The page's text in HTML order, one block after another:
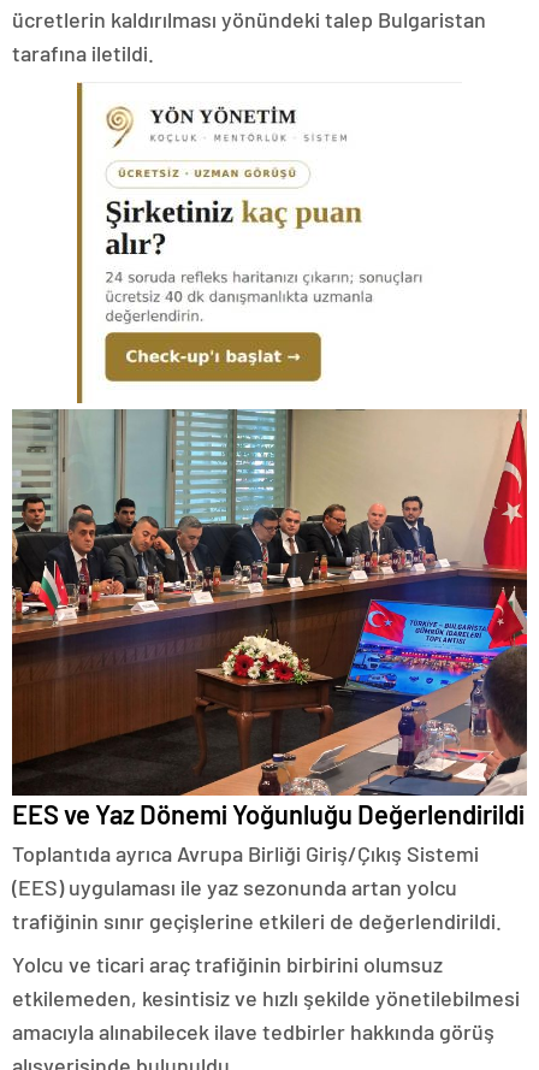
ücretlerin kaldırılması yönündeki talep Bulgaristan
tarafına iletildi.
EES ve Yaz Dönemi Yoğunluğu Değerlendirildi
Toplantıda ayrıca Avrupa Birliği Giriş/Çıkış Sistemi
(EES) uygulaması ile yaz sezonunda artan yolcu
trafiğinin sınır geçişlerine etkileri de değerlendirildi.
Yolcu ve ticari araç trafiğinin birbirini olumsuz
etkilemeden, kesintisiz ve hızlı şekilde yönetilebilmesi
amacıyla alınabilecek ilave tedbirler hakkında görüş